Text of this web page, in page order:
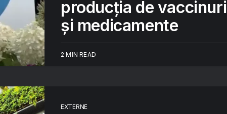
producția de vaccinuri
și medicamente
2 MIN READ
EXTERNE